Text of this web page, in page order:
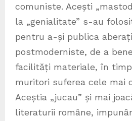
comuniste. Acești
la „genialitate” s-au
pentru a-și publica
postmoderniste, de a
facilități materiale, în
muritori suferea cele mai
Aceștia „jucau” și mai
literaturii române,